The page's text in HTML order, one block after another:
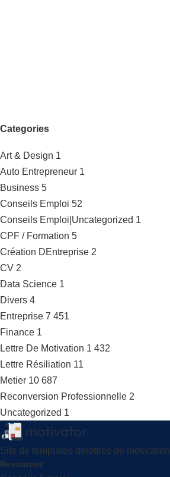
Categories
Art & Design 1
Auto Entrepreneur 1
Business 5
Conseils Emploi 52
Conseils Emploi|Uncategorized 1
CPF / Formation 5
Création DEntreprise 2
CV 2
Data Science 1
Divers 4
Entreprise 7 451
Finance 1
Lettre De Motivation 1 432
Lettre Résiliation 11
Metier 10 687
Reconversion Professionnelle 2
Uncategorized 1
Site de templates delettres de motivation
Resources